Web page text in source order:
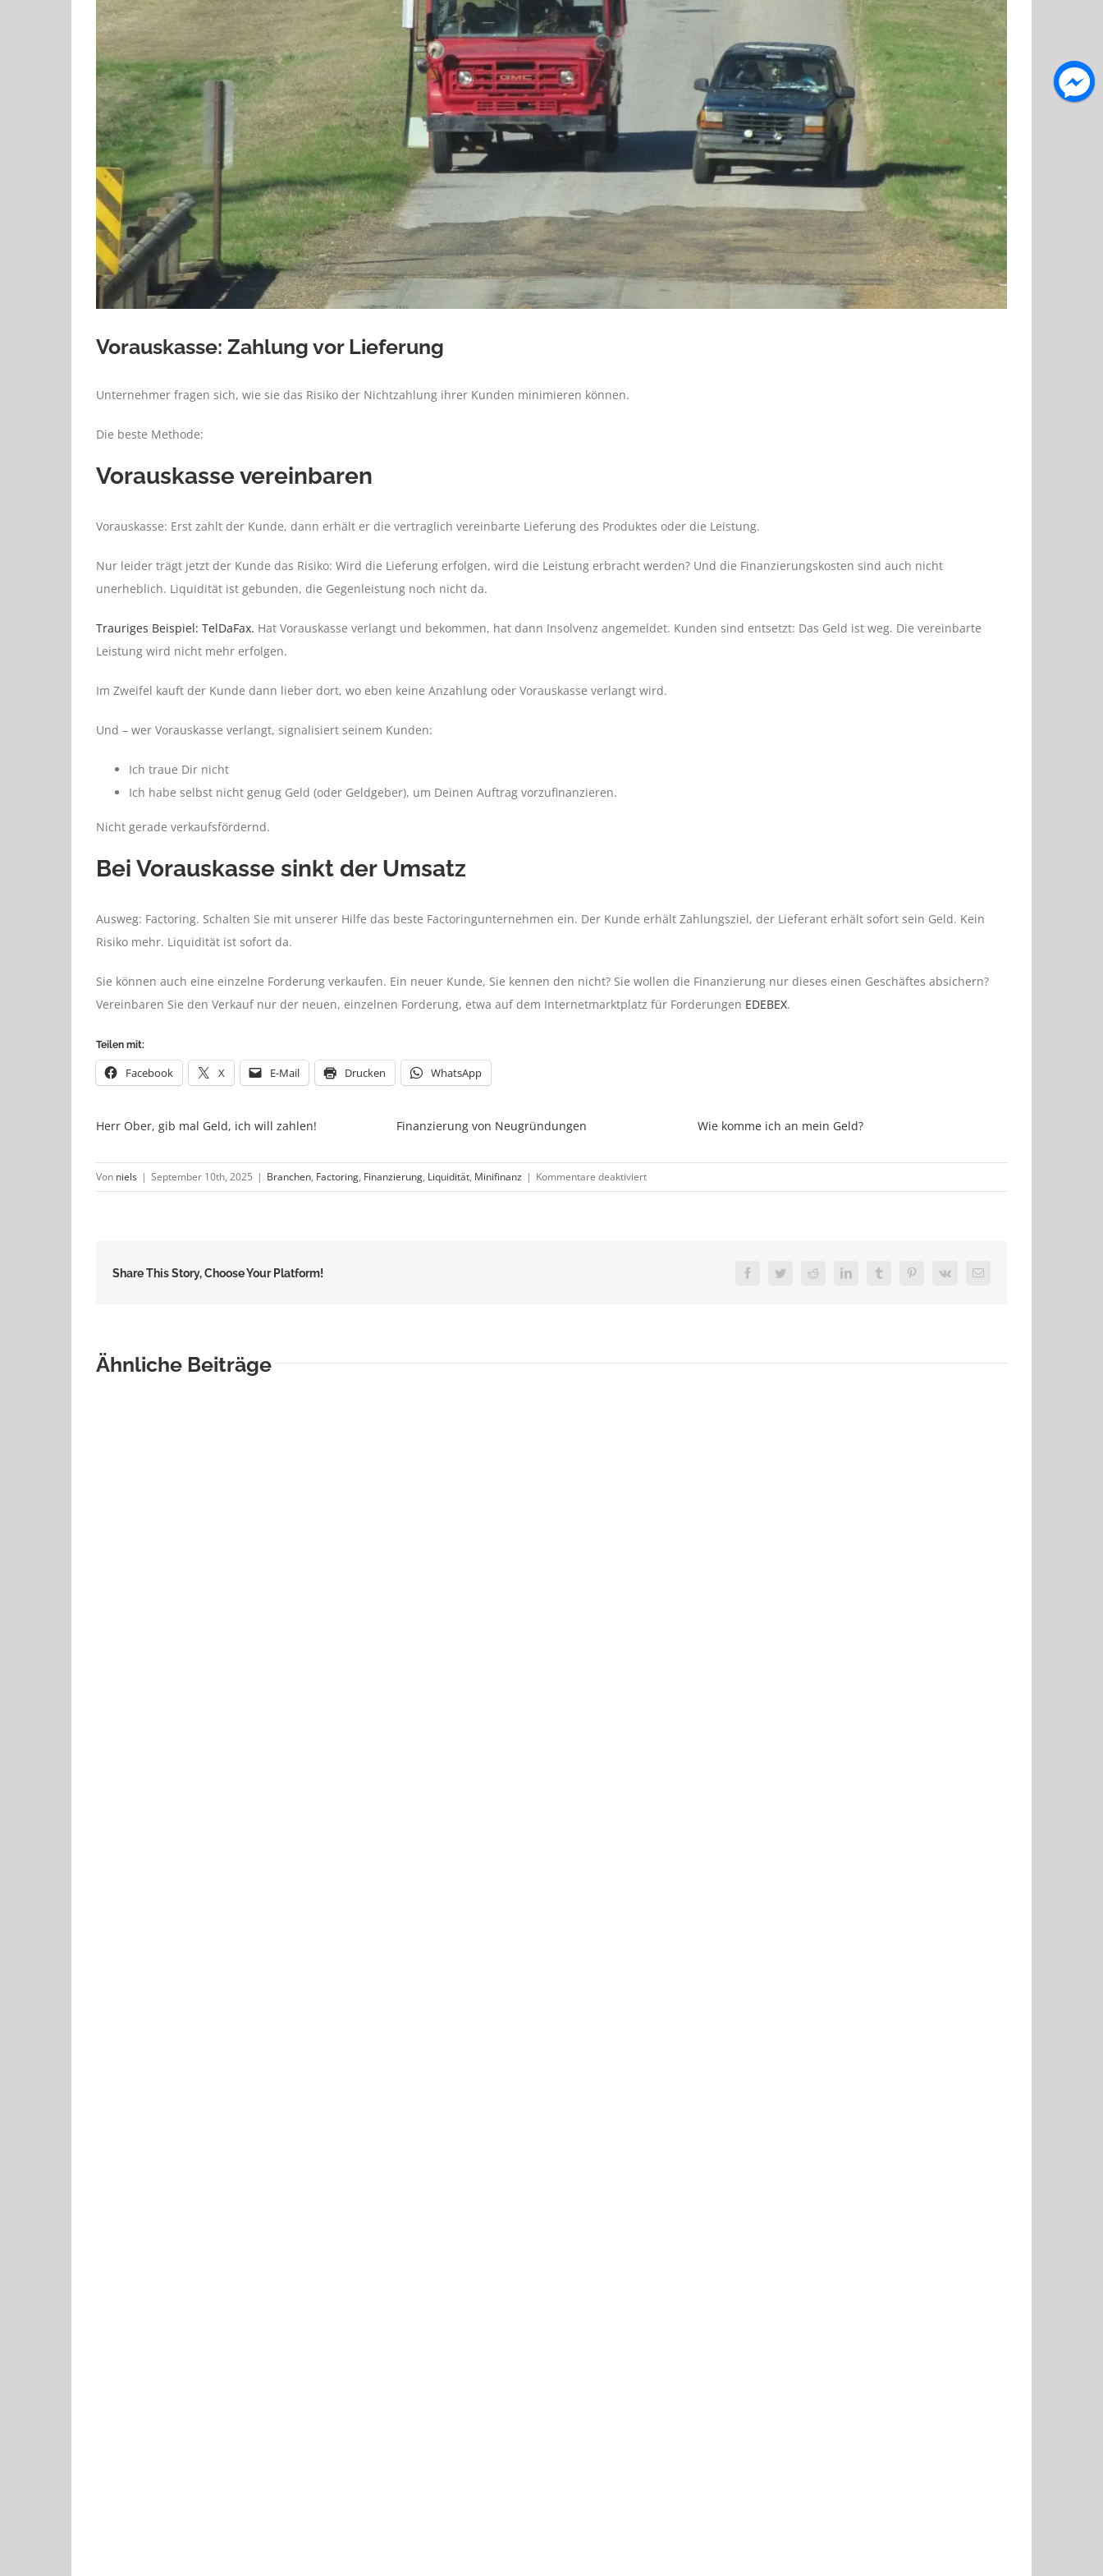
Vorauskasse: Zahlung vor Lieferung
Unternehmer fragen sich, wie sie das Risiko der Nichtzahlung ihrer Kunden minimieren können.
Die beste Methode:
Vorauskasse vereinbaren
Vorauskasse: Erst zahlt der Kunde, dann erhält er die vertraglich vereinbarte Lieferung des Produktes oder die Leistung.
Nur leider trägt jetzt der Kunde das Risiko: Wird die Lieferung erfolgen, wird die Leistung erbracht werden? Und die Finanzierungskosten sind auch nicht
unerheblich. Liquidität ist gebunden, die Gegenleistung noch nicht da.
Trauriges Beispiel: TelDaFax. Hat Vorauskasse verlangt und bekommen, hat dann Insolvenz angemeldet. Kunden sind entsetzt: Das Geld ist weg. Die vereinbarte
Leistung wird nicht mehr erfolgen.
Im Zweifel kauft der Kunde dann lieber dort, wo eben keine Anzahlung oder Vorauskasse verlangt wird.
Und – wer Vorauskasse verlangt, signalisiert seinem Kunden:
Ich traue Dir nicht
Ich habe selbst nicht genug Geld (oder Geldgeber), um Deinen Auftrag vorzufinanzieren.
Nicht gerade verkaufsfördernd.
Bei Vorauskasse sinkt der Umsatz
Ausweg: Factoring. Schalten Sie mit unserer Hilfe das beste Factoringunternehmen ein. Der Kunde erhält Zahlungsziel, der Lieferant erhält sofort sein Geld. Kein
Risiko mehr. Liquidität ist sofort da.
Sie können auch eine einzelne Forderung verkaufen. Ein neuer Kunde, Sie kennen den nicht? Sie wollen die Finanzierung nur dieses einen Geschäftes absichern?
Vereinbaren Sie den Verkauf nur der neuen, einzelnen Forderung, etwa auf dem Internetmarktplatz für Forderungen EDEBEX.
Teilen mit:
Facebook X E-Mail Drucken WhatsApp
Herr Ober, gib mal Geld, ich will zahlen! Finanzierung von Neugründungen Wie komme ich an mein Geld?
Von niels | September 10th, 2025 | Branchen, Factoring, Finanzierung, Liquidität, Minifinanz | Kommentare deaktiviertfür
Vorauskasse:
Share This Story, Choose Your Platform! FacebookTwitterReddit LinkedInTumblrPinterest
Vk
E-
Ähnliche Beiträge